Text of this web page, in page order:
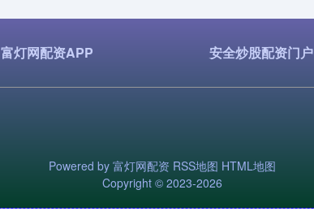
富灯网配资APP 安全炒股配资门户
Powered by 富灯网配资 RSS地图 HTML地图
Copyright © 2023-2026